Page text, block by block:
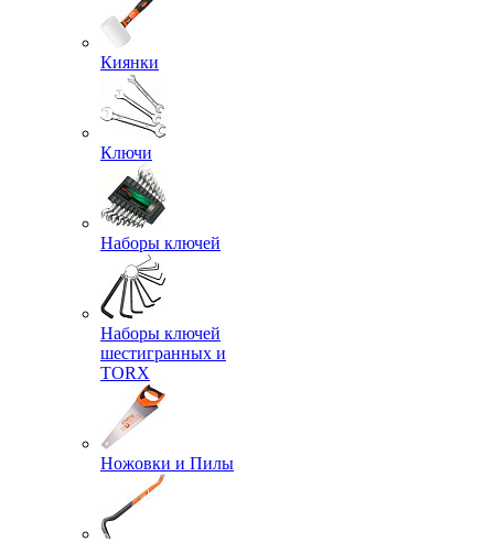
Киянки
Ключи
Наборы ключей
Наборы ключей
шестигранных и
TORX
Ножовки и Пилы